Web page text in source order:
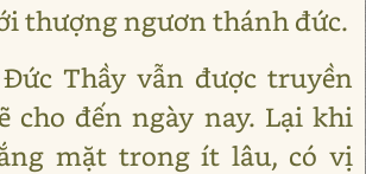
thượng ngươn thánh đức.
Thầy vẫn được truyền
cho đến ngày nay. Lại khi
mặt trong ít lâu, có vị